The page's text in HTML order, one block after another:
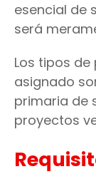
esencial de
será
Los tipos
asignado
primaria de
proyectos